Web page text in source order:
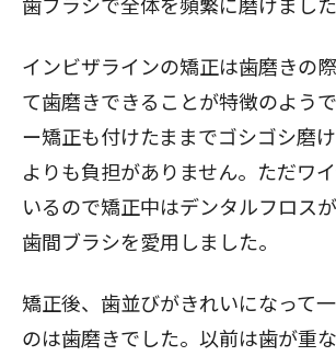
インビザラインの矯正は歯磨きの
て歯磨きできることが特徴のよう
ー矯正も付けたままでゴシゴシ磨
よりも負担がありません。ただワ
いるので矯正中はデンタルフロスが
歯間ブラシを愛用しました。
矯正後、歯並びがきれいになって
のは歯磨きでした。以前は歯が重
閉じる